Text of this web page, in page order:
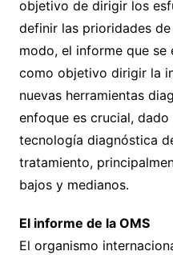
objetivo de dirigir los
definir las prioridades
modo, el informe que
como objetivo dirigir la
nuevas herramientas
enfoque es crucial,
tecnología diagnóstica
tratamiento,
bajos y medianos.
El informe de la OMS
El organismo